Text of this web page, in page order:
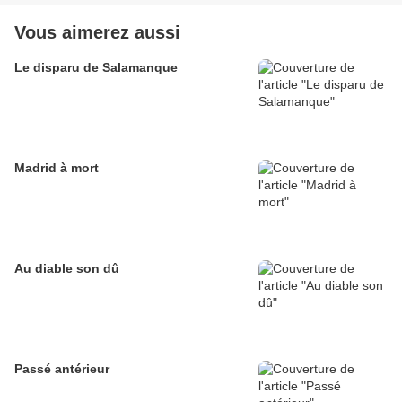
Vous aimerez aussi
Le disparu de Salamanque
Madrid à mort
Au diable son dû
Passé antérieur